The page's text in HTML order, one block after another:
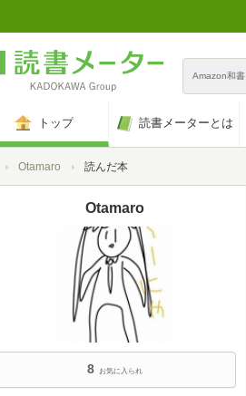
Amazon和書
トップ 読書メーターとは
トップOtamaro 読んだ本
Otamaro
8 お気に入られ